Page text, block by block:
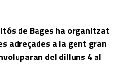
de Bages ha organitzat
adreçades a la gent gran
del dilluns 4 al